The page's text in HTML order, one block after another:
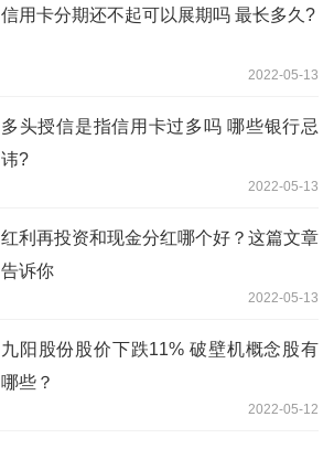
信用卡分期还不起可以展期吗 最长多久?
2022-05-13
多头授信是指信用卡过多吗 哪些银行忌
讳?
2022-05-13
红利再投资和现金分红哪个好？这篇文章
告诉你
2022-05-13
九阳股份股价下跌11% 破壁机概念股有
哪些？
2022-05-12